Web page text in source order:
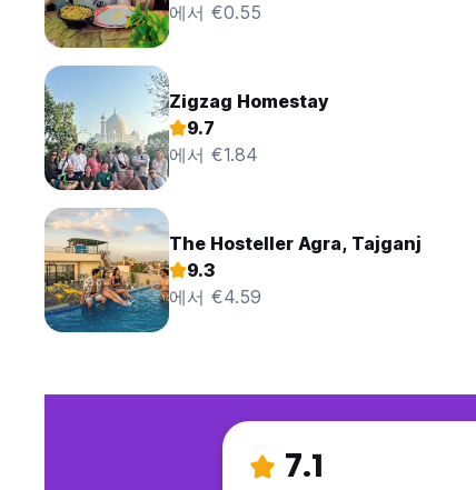
에서 €0.55
Zigzag Homestay
9.7
에서 €1.84
The Hosteller Agra, Tajganj
9.3
에서 €4.59
7.1